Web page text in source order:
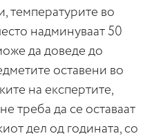
температурите во
надминуваат 50
да доведе до
оставени во
на експертите,
треба да се оставаат
дел од годината, со